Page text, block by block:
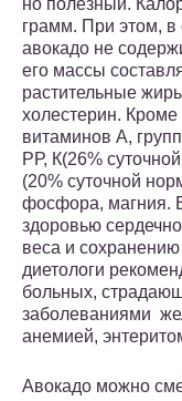
но полезный.
грамм. При этом, в
авокадо не
его массы
растительные
холестерин. Кроме
витаминов А,
РР, К(26%
(20% суточной
фосфора, магния.
здоровью
веса и
диетологи
больных,
заболеваниями
анемией,
Авокадо можно